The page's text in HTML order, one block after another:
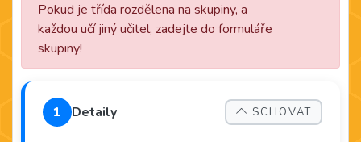
Pokud je třída rozdělena na skupiny, a
každou učí jiný učitel, zadejte do formuláře
skupiny!
1 Detaily SCHOVAT